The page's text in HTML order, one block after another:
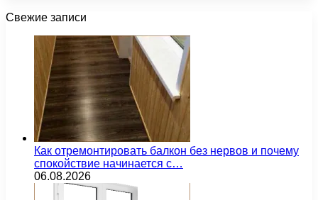
Свежие записи
Как отремонтировать балкон без нервов и почему
спокойствие начинается с…
06.08.2026